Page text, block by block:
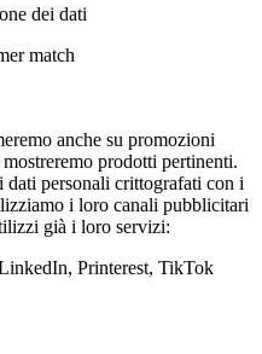
dei dati
match
anche su promozioni
prodotti pertinenti.
personali crittografati con i
i loro canali pubblicitari
già i loro servizi:
Printerest, TikTok